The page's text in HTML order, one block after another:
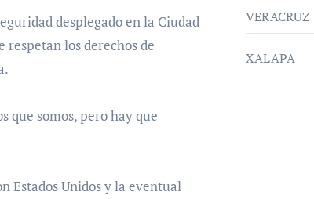
desplegado en la Ciudad
los derechos de
que somos, pero hay que
Estados Unidos y la eventual
VERACRUZ
XALAPA